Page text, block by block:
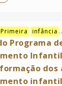
Primeira infância
Programa
Infantil
dos